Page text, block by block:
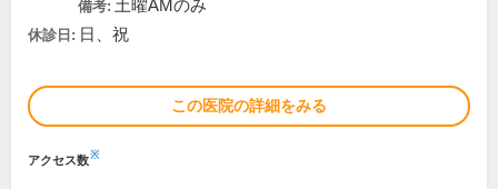
備考: 土曜AMのみ
休診日: 日、祝
この医院の詳細をみる
アクセス数※